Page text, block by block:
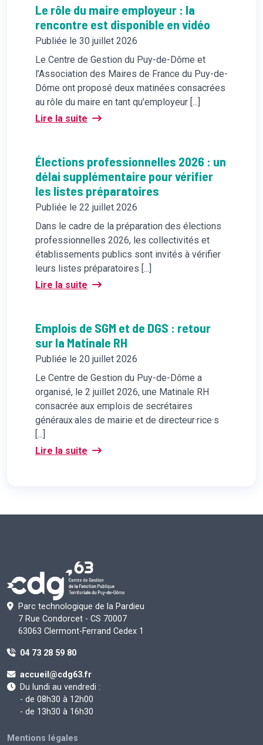
Le rôle du maire employeur : la
rencontre est disponible en vidéo
Publiée le 30 juillet 2026
Le Centre de Gestion du Puy-de-Dôme et
l’Association des Maires de France du Puy-de-
Dôme ont proposé deux matinées consacrées
au rôle du maire en tant qu’employeur [...]
Lire la suite
Élections professionnelles 2026 : un
délai supplémentaire pour vérifier
les listes préparatoires
Publiée le 22 juillet 2026
Dans le cadre de la préparation des élections
professionnelles 2026, les collectivités et
établissements publics sont invités à vérifier
leurs listes préparatoires [...]
Lire la suite
Emplois de SGM et de DGS : retour
sur la Matinale RH
Publiée le 20 juillet 2026
Le Centre de Gestion du Puy-de-Dôme a
organisé, le 2 juillet 2026, une Matinale RH
consacrée aux emplois de secrétaires
généraux·ales de mairie et de directeur·rice·s
[...]
Lire la suite
Parc technologique de la Pardieu
7 Rue Condorcet - CS 70007
63063 Clermont-Ferrand Cedex 1
04 73 28 59 80
accueil@cdg63.fr
Du lundi au vendredi :
- de 08h30 à 12h00
- de 13h30 à 16h30
Mentions légales